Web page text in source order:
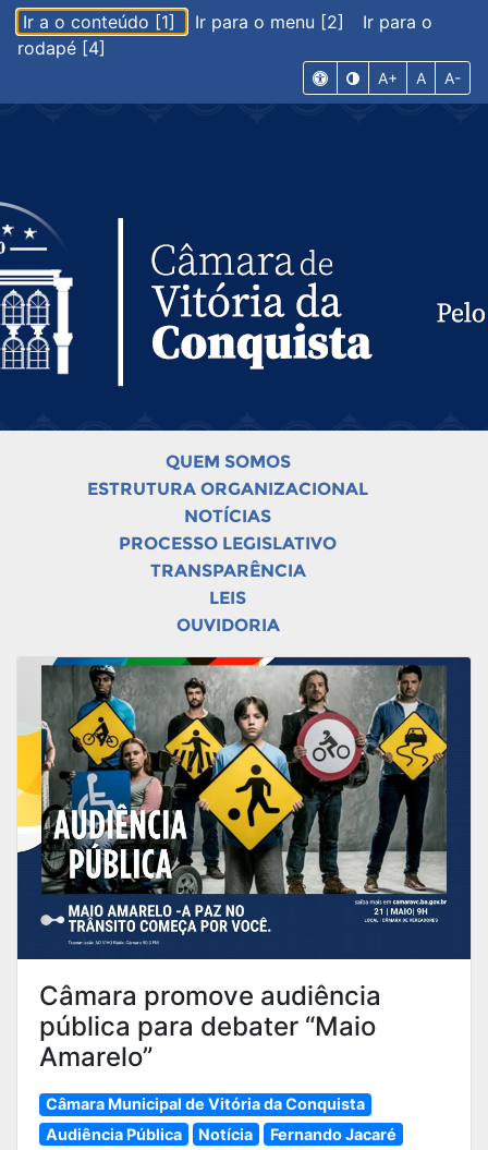
Ir a o conteúdo [1] Ir para o menu [2]
Ir para o
rodapé [4]
A+ A A-
QUEM SOMOS
ESTRUTURA ORGANIZACIONAL
NOTÍCIAS
PROCESSO LEGISLATIVO
TRANSPARÊNCIA
LEIS
OUVIDORIA
Câmara promove audiência
pública para debater “Maio
Amarelo”
Câmara Municipal de Vitória da Conquista
Audiência Pública
Notícia Fernando Jacaré